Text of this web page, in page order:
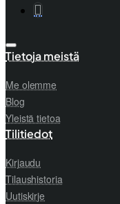
Tietoja meistä
Me olemme
Blog
Yleistä tietoa
Tilitiedot
Kirjaudu
Tilaushistoria
Uutiskirje